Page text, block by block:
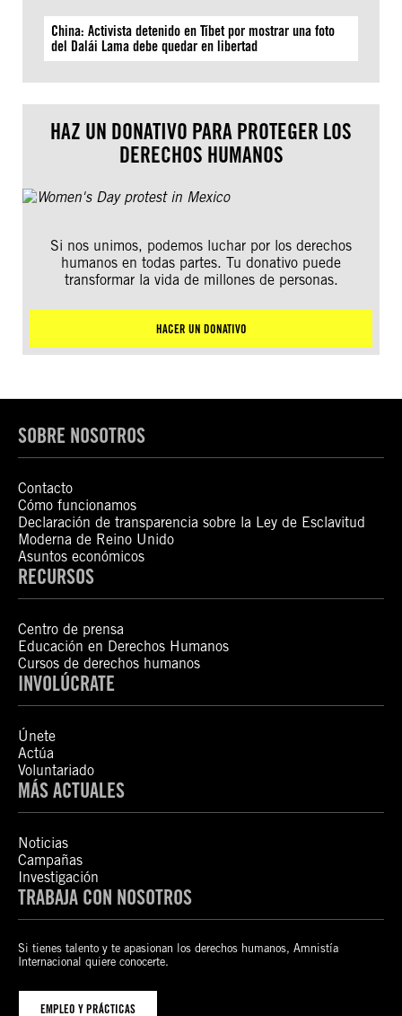
China: Activista detenido en Tíbet por mostrar una foto
del Dalái Lama debe quedar en libertad
HAZ UN DONATIVO PARA PROTEGER LOS
DERECHOS HUMANOS
Si nos unimos, podemos luchar por los derechos
humanos en todas partes. Tu donativo puede
transformar la vida de millones de personas.
HACER UN DONATIVO
SOBRE NOSOTROS
Contacto
Cómo funcionamos
Declaración de transparencia sobre la Ley de Esclavitud
Moderna de Reino Unido
Asuntos económicos
RECURSOS
Centro de prensa
Educación en Derechos Humanos
Cursos de derechos humanos
INVOLÚCRATE
Únete
Actúa
Voluntariado
MÁS ACTUALES
Noticias
Campañas
Investigación
TRABAJA CON NOSOTROS
Si tienes talento y te apasionan los derechos humanos, Amnistía
Internacional quiere conocerte.
EMPLEO Y PRÁCTICAS